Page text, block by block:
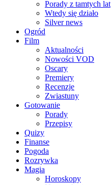
Porady z tamtych lat
Wtedy się działo
Silver news
Ogród
Film
Aktualności
Nowości VOD
Oscary
Premiery
Recenzje
Zwiastuny
Gotowanie
Porady
Przepisy
Quizy
Finanse
Pogoda
Rozrywka
Magia
Horoskopy